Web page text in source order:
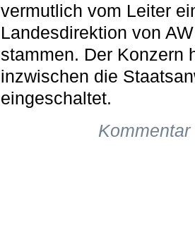
vermutlich vom Leiter
Landesdirektion von
stammen. Der Konzern
inzwischen die
eingeschaltet.